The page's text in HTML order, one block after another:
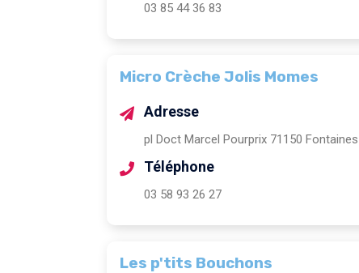
03 85 44 36 83
Micro Crèche Jolis Momes
Adresse
pl Doct Marcel Pourprix 71150 Fontaines
Téléphone
03 58 93 26 27
Les p'tits Bouchons